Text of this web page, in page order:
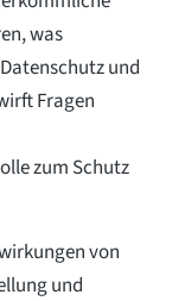
was
und
Fragen
zum Schutz
von
und